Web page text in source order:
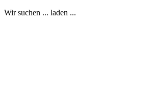
Wir suchen ... laden ...